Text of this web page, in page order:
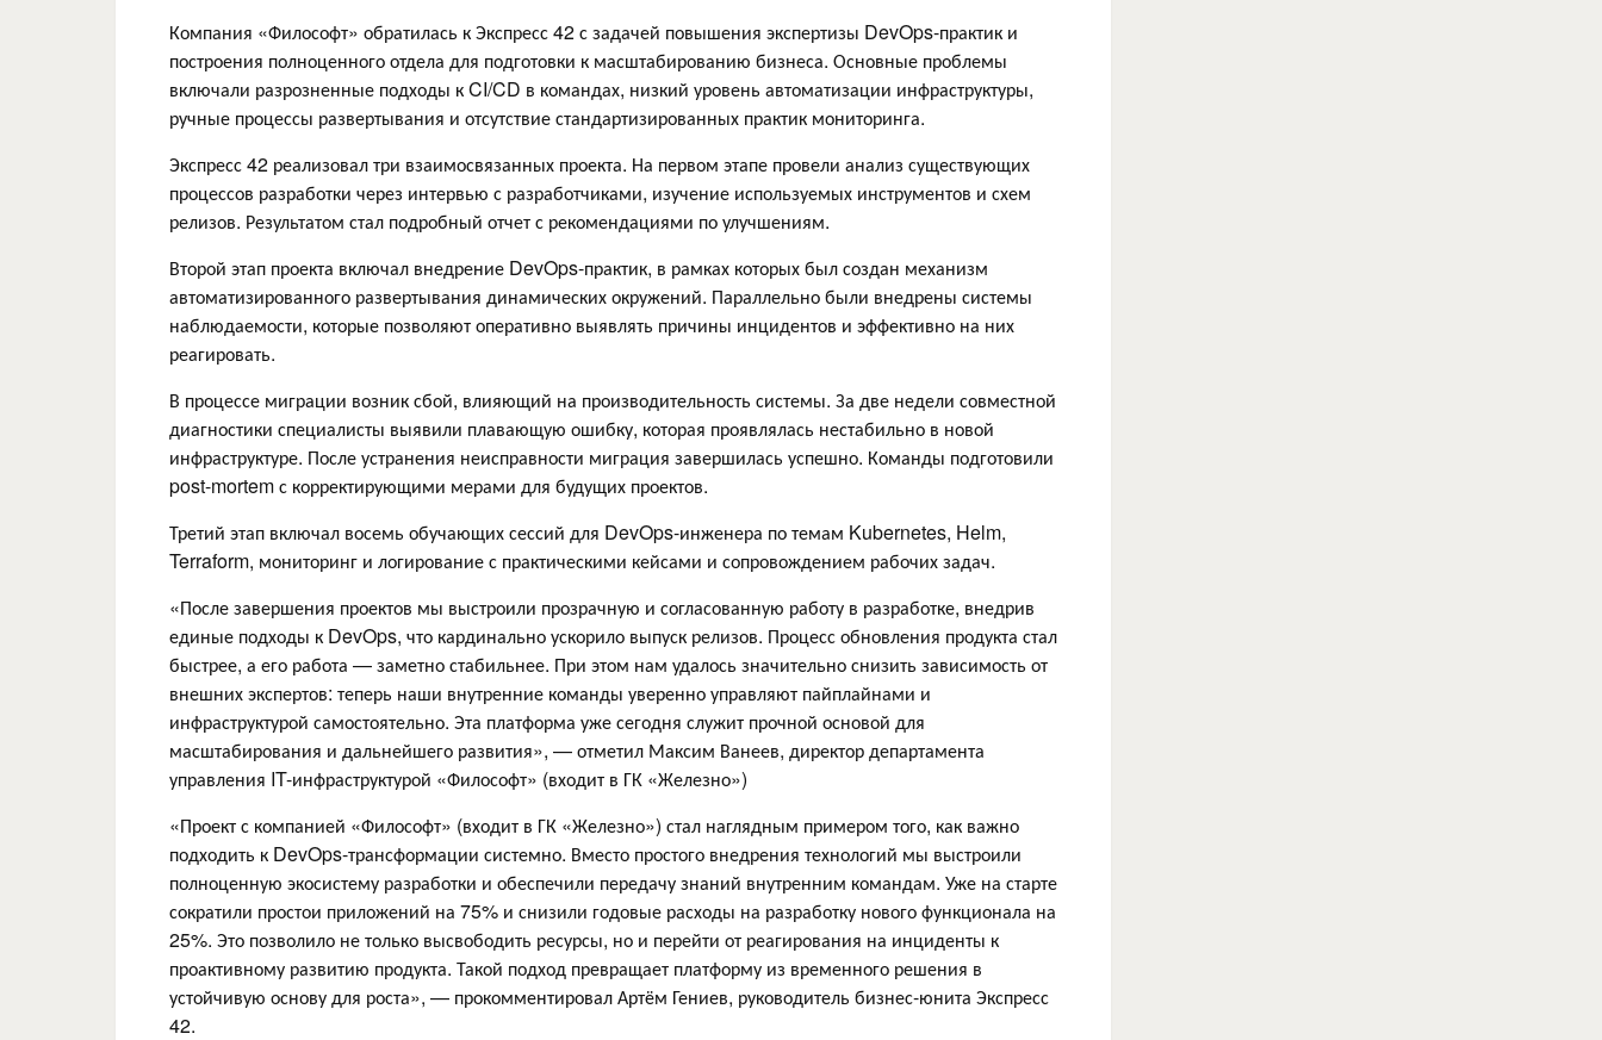
Компания «Философт» обратилась к Экспресс 42 с задачей повышения экспертизы DevOps-практик и
построения полноценного отдела для подготовки к масштабированию бизнеса. Основные проблемы
включали разрозненные подходы к CI/CD в командах, низкий уровень автоматизации инфраструктуры,
ручные процессы развертывания и отсутствие стандартизированных практик мониторинга.
Экспресс 42 реализовал три взаимосвязанных проекта. На первом этапе провели анализ существующих
процессов разработки через интервью с разработчиками, изучение используемых инструментов и схем
релизов. Результатом стал подробный отчет с рекомендациями по улучшениям.
Второй этап проекта включал внедрение DevOps-практик, в рамках которых был создан механизм
автоматизированного развертывания динамических окружений. Параллельно были внедрены системы
наблюдаемости, которые позволяют оперативно выявлять причины инцидентов и эффективно на них
реагировать.
В процессе миграции возник сбой, влияющий на производительность системы. За две недели совместной
диагностики специалисты выявили плавающую ошибку, которая проявлялась нестабильно в новой
инфраструктуре. После устранения неисправности миграция завершилась успешно. Команды подготовили
post-mortem с корректирующими мерами для будущих проектов.
Третий этап включал восемь обучающих сессий для DevOps-инженера по темам Kubernetes, Helm,
Terraform, мониторинг и логирование с практическими кейсами и сопровождением рабочих задач.
«После завершения проектов мы выстроили прозрачную и согласованную работу в разработке, внедрив
единые подходы к DevOps, что кардинально ускорило выпуск релизов. Процесс обновления продукта стал
быстрее, а его работа — заметно стабильнее. При этом нам удалось значительно снизить зависимость от
внешних экспертов: теперь наши внутренние команды уверенно управляют пайплайнами и
инфраструктурой самостоятельно. Эта платформа уже сегодня служит прочной основой для
масштабирования и дальнейшего развития», — отметил Максим Ванеев, директор департамента
управления IT-инфраструктурой «Философт» (входит в ГК «Железно»)
«Проект с компанией «Философт» (входит в ГК «Железно») стал наглядным примером того, как важно
подходить к DevOps-трансформации системно. Вместо простого внедрения технологий мы выстроили
полноценную экосистему разработки и обеспечили передачу знаний внутренним командам. Уже на старте
сократили простои приложений на 75% и снизили годовые расходы на разработку нового функционала на
25%. Это позволило не только высвободить ресурсы, но и перейти от реагирования на инциденты к
проактивному развитию продукта. Такой подход превращает платформу из временного решения в
устойчивую основу для роста», — прокомментировал Артём Гениев, руководитель бизнес-юнита Экспресс
42.